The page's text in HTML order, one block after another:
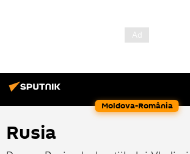
Moldova-România
Rusia